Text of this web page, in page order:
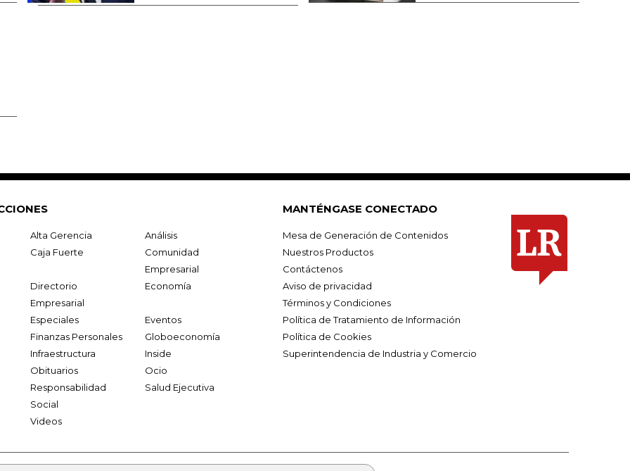
Alta Gerencia
Análisis
Caja Fuerte
Comunidad
Empresarial
Directorio
Empresarial
Economía
Especiales
Eventos
Finanzas Personales
Globoeconomía
Infraestructura
Inside
Obituarios
Ocio
Responsabilidad
Social
Salud Ejecutiva
Videos
MANTÉNGASE CONECTADO
Mesa de Generación de Contenidos
Nuestros Productos
Contáctenos
Aviso de privacidad
Términos y Condiciones
Política de Tratamiento de Información
Política de Cookies
Superintendencia de Industria y Comercio